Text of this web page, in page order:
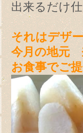
出来るだけ
それはデザ
今月の地元
お食事でご